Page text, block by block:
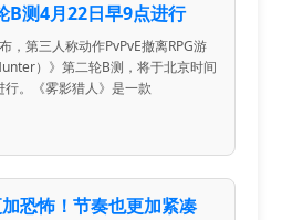
B测4月22日早9点进行
，第三人称动作PvPvE撤离RPG游
）》第二轮B测，将于北京时间
。《雾影猎人》是一款
加恐怖！节奏也更加紧凑